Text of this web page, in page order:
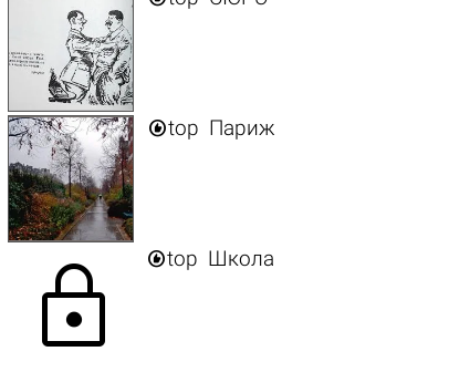
top Париж
lock top Школа